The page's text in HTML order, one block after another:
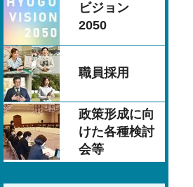
ビジョン
2050
職員採用
政策形成に向
けた各種検討
会等